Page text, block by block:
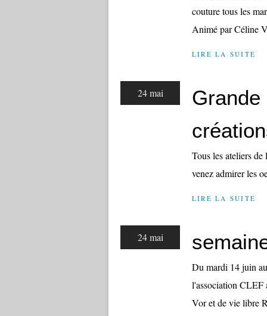
couture tous les
Animé par Céline
LIRE LA SUITE
24 mai
Tous les ateliers
venez admirer les
LIRE LA SUITE
24 mai
Du mardi 14 juin
l'association CLEF
Vor et de vie libre